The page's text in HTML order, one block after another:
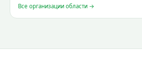
Все организации области →